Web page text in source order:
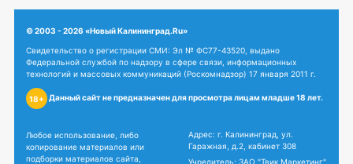
© 2003 - 2026 «Новый Калининград.Ru»
Свидетельство о регистрации СМИ: Эл № ФС77-43520, выдано
Федеральной службой по надзору в сфере связи, информационных
технологий и массовых коммуникаций (Роскомнадзор) 17 января 2011 г.
18+ Данный сайт не предназначен для просмотра лицам младше 18 лет.
Любое использование, либо
копирование материалов или
подборки материалов сайта,
Адрес: г. Калининград, ул.
Гаражная, д.2, кабинет 308
Учредитель: ЗАО "Твик Маркетинг"